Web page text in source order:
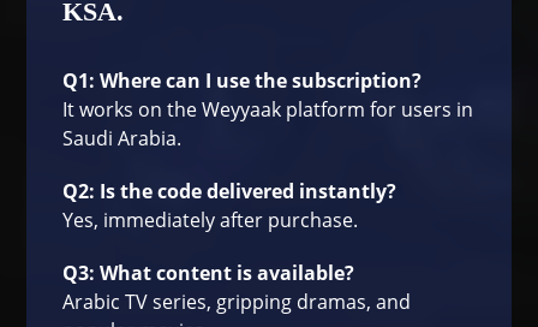
KSA.
Q1: Where can I use the subscription?
It works on the Weyyaak platform for users in
Saudi Arabia.
Q2: Is the code delivered instantly?
Yes, immediately after purchase.
Q3: What content is available?
Arabic TV series, gripping dramas, and